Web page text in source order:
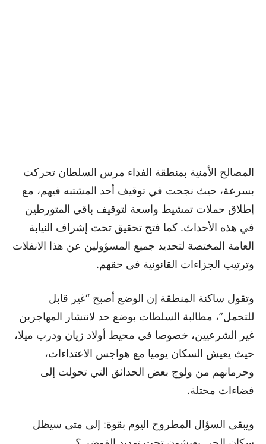
المصالح الأمنية بمنطقة الفداء مرس السلطان تحركت
بسرعة، حيث نجحت في توقيف أحد المشتبه فيهم، مع
إطلاق حملات تمشيط واسعة لتوقيف باقي المتورطين
في هذه الأحداث. كما فتح تحقيق تحت إشراف النيابة
العامة المختصة لتحديد جميع المسؤولين عن هذا الانفلات
وترتيب الجزاءات القانونية في حقهم.
وتقول ساكنة المنطقة إن الوضع أصبح “غير قابل
للتحمل”، مطالبة السلطات بوضع حد لانتشار المهاجرين
غير الشرعيين، خصوصا في محيط أولاد زيان ودرب ميلا،
حيث يعيش السكان يوميا مع هواجس الاعتداءات،
وحرمانهم من ولوج بعض الحدائق التي تحولت إلى
فضاءات محتلة.
ويبقى السؤال المطروح اليوم بقوة: إلى متى سيظل